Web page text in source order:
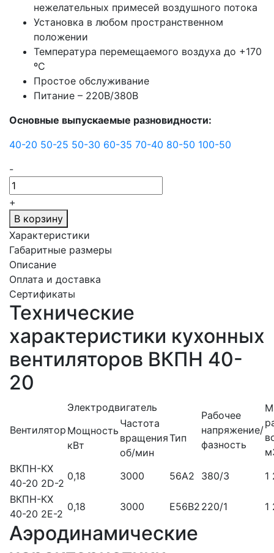
нежелательных примесей воздушного потока
Установка в любом пространственном
положении
Температура перемещаемого воздуха до +170
ºС
Простое обслуживание
Питание – 220В/380В
Основные выпускаемые разновидности:
40-20 50-25 50-30 60-35 70-40 80-50 100-50
-
+
В корзину
Характеристики
Габаритные размеры
Описание
Оплата и доставка
Сертификаты
Технические
характеристики кухонных
вентиляторов ВКПН 40-
20
Вентилятор
Электродвигатель
Рабочее
напряжение/
фазность
Мощность
кВт
Частота
вращения
об/мин
Тип
ВКПН-КХ
40-20 2D-2
0,18 3000 56A2 380/3
1
ВКПН-КХ
40-20 2E-2
0,18 3000 E56B2 220/1 1
Аэродинамические